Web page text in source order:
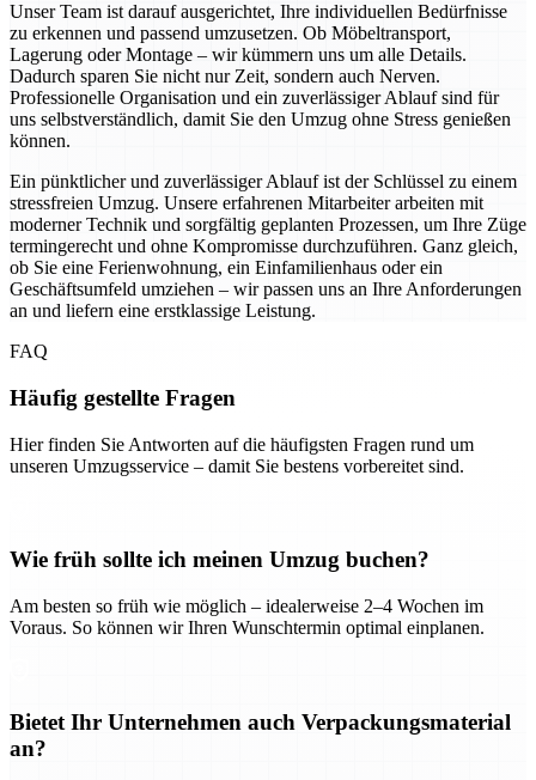
Unser Team ist darauf ausgerichtet, Ihre individuellen Bedürfnisse
zu erkennen und passend umzusetzen. Ob Möbeltransport,
Lagerung oder Montage – wir kümmern uns um alle Details.
Dadurch sparen Sie nicht nur Zeit, sondern auch Nerven.
Professionelle Organisation und ein zuverlässiger Ablauf sind für
uns selbstverständlich, damit Sie den Umzug ohne Stress genießen
können.
Ein pünktlicher und zuverlässiger Ablauf ist der Schlüssel zu einem
stressfreien Umzug. Unsere erfahrenen Mitarbeiter arbeiten mit
moderner Technik und sorgfältig geplanten Prozessen, um Ihre Züge
termingerecht und ohne Kompromisse durchzuführen. Ganz gleich,
ob Sie eine Ferienwohnung, ein Einfamilienhaus oder ein
Geschäftsumfeld umziehen – wir passen uns an Ihre Anforderungen
an und liefern eine erstklassige Leistung.
FAQ
Häufig gestellte Fragen
Hier finden Sie Antworten auf die häufigsten Fragen rund um
unseren Umzugsservice – damit Sie bestens vorbereitet sind.
Wie früh sollte ich meinen Umzug buchen?
Am besten so früh wie möglich – idealerweise 2–4 Wochen im
Voraus. So können wir Ihren Wunschtermin optimal einplanen.
Bietet Ihr Unternehmen auch Verpackungsmaterial
an?